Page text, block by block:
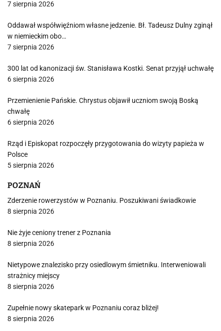
7 sierpnia 2026
Oddawał współwięźniom własne jedzenie. Bł. Tadeusz Dulny zginął
w niemieckim obo…
7 sierpnia 2026
300 lat od kanonizacji św. Stanisława Kostki. Senat przyjął uchwałę
6 sierpnia 2026
Przemienienie Pańskie. Chrystus objawił uczniom swoją Boską
chwałę
6 sierpnia 2026
Rząd i Episkopat rozpoczęły przygotowania do wizyty papieża w
Polsce
5 sierpnia 2026
POZNAŃ
Zderzenie rowerzystów w Poznaniu. Poszukiwani świadkowie
8 sierpnia 2026
Nie żyje ceniony trener z Poznania
8 sierpnia 2026
Nietypowe znalezisko przy osiedlowym śmietniku. Interweniowali
strażnicy miejscy
8 sierpnia 2026
Zupełnie nowy skatepark w Poznaniu coraz bliżej!
8 sierpnia 2026